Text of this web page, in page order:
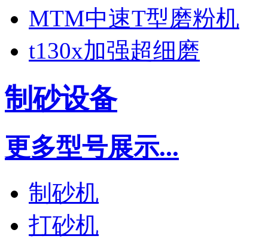
MTM中速T型磨粉机
t130x加强超细磨
制砂设备
更多型号展示...
制砂机
打砂机